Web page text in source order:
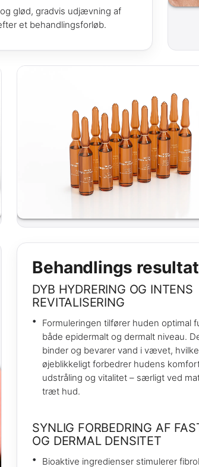
glød, gradvis udjævning af
et behandlingsforløb.
Behandlings
DYB HYDRERING OG INTENS
REVITALISERING
Formuleringen tilfører huden optimal
både epidermalt og dermalt niveau.
binder og bevarer vand i vævet,
øjeblikkeligt forbedrer hudens
udstråling og vitalitet – særligt ved
træt hud.
SYNLIG FORBEDRING AF
OG DERMAL DENSITET
Bioaktive ingredienser stimulerer